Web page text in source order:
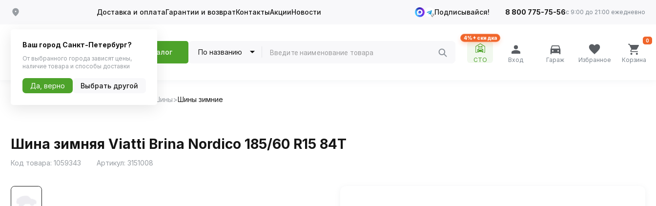
Доставка и оплатаГарантии и возвратКонтактыАкцииНовости Подписывайся! 8 800 775-75-56с 9:00 до 21:00 ежедневно
Каталог По названию
4%+ скидка
СТО Вход Гараж Избранное Корзина
0
Шины Шины зимние
Шина зимняя Viatti Brina Nordico 185/60 R15 84T
Код товара: 1059343 Артикул: 3151008
Ваш город Санкт-Петербург?
От выбранного города зависят цены,
наличие товара и способы доставки
Да, верно Выбрать другой